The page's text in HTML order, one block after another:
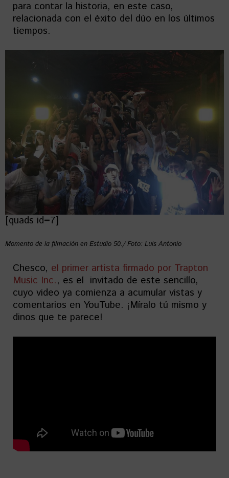
para contar la historia, en este caso,
relacionada con el éxito del dúo en los últimos
tiempos.
[quads id=7]
Momento de la filmación en Estudio 50./ Foto: Luis Antonio
Chesco, el primer artista firmado por Trapton
Music Inc., es el invitado de este sencillo,
cuyo video ya comienza a acumular vistas y
comentarios en YouTube. ¡Míralo tú mismo y
dinos que te parece!